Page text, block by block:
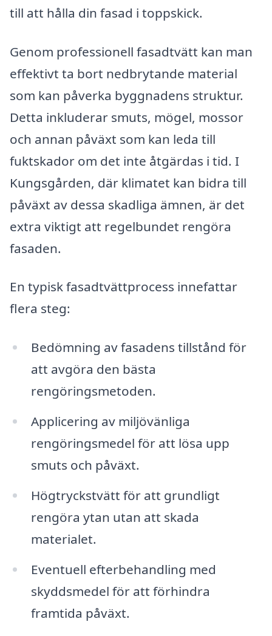
till att hålla din fasad i toppskick.
Genom professionell fasadtvätt kan man
effektivt ta bort nedbrytande material
som kan påverka byggnadens struktur.
Detta inkluderar smuts, mögel, mossor
och annan påväxt som kan leda till
fuktskador om det inte åtgärdas i tid. I
Kungsgården, där klimatet kan bidra till
påväxt av dessa skadliga ämnen, är det
extra viktigt att regelbundet rengöra
fasaden.
En typisk fasadtvättprocess innefattar
flera steg:
Bedömning av fasadens tillstånd för
att avgöra den bästa
rengöringsmetoden.
Applicering av miljövänliga
rengöringsmedel för att lösa upp
smuts och påväxt.
Högtryckstvätt för att grundligt
rengöra ytan utan att skada
materialet.
Eventuell efterbehandling med
skyddsmedel för att förhindra
framtida påväxt.